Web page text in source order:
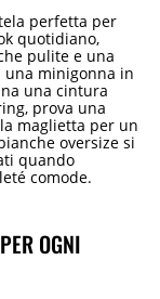
perfetta per
quotidiano,
pulite e una
una minigonna in
una cintura
prova una
maglietta per un
oversize si
quando
comode.
OGNI